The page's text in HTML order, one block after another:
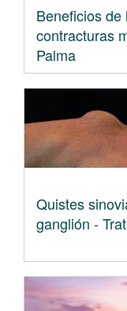
Beneficios
contracturas
Palma
Quistes
ganglión -